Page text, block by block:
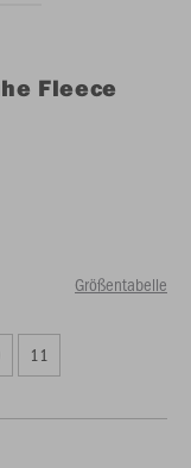
Fleece
Größentabelle
11